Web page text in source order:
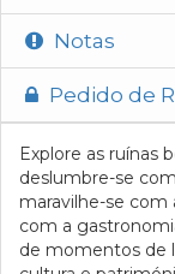
Notas
Pedido de
Explore as ruínas
deslumbre-se
maravilhe-se com
com a
de momentos de